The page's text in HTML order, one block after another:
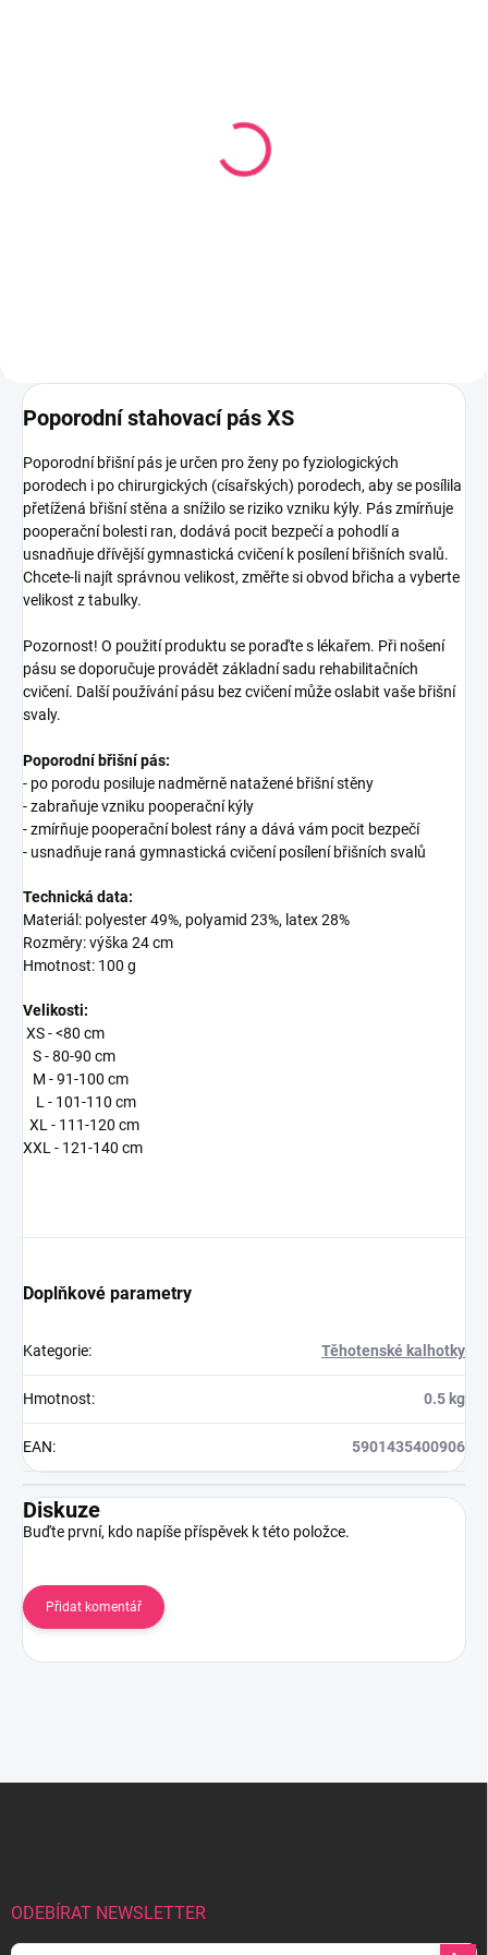
Poporodní stahovací pás XS
Poporodní břišní pás je určen pro ženy po fyziologických
porodech i po chirurgických (císařských) porodech, aby se posílila
přetížená břišní stěna a snížilo se riziko vzniku kýly. Pás zmírňuje
pooperační bolesti ran, dodává pocit bezpečí a pohodlí a
usnadňuje dřívější gymnastická cvičení k posílení břišních svalů.
Chcete-li najít správnou velikost, změřte si obvod břicha a vyberte
velikost z tabulky.
Pozornost! O použití produktu se poraďte s lékařem. Při nošení
pásu se doporučuje provádět základní sadu rehabilitačních
cvičení. Další používání pásu bez cvičení může oslabit vaše břišní
svaly.
Poporodní břišní pás:
- po porodu posiluje nadměrně natažené břišní stěny
- zabraňuje vzniku pooperační kýly
- zmírňuje pooperační bolest rány a dává vám pocit bezpečí
- usnadňuje raná gymnastická cvičení posílení břišních svalů
Technická data:
Materiál: polyester 49%, polyamid 23%, latex 28%
Rozměry: výška 24 cm
Hmotnost: 100 g
Velikosti:
XS - <80 cm
S - 80-90 cm
M - 91-100 cm
L - 101-110 cm
XL - 111-120 cm
XXL - 121-140 cm
Doplňkové parametry
Kategorie: Těhotenské kalhotky
Hmotnost: 0.5 kg
EAN: 5901435400906
Diskuze
Buďte první, kdo napíše příspěvek k této položce.
Přidat komentář
ODEBÍRAT NEWSLETTER